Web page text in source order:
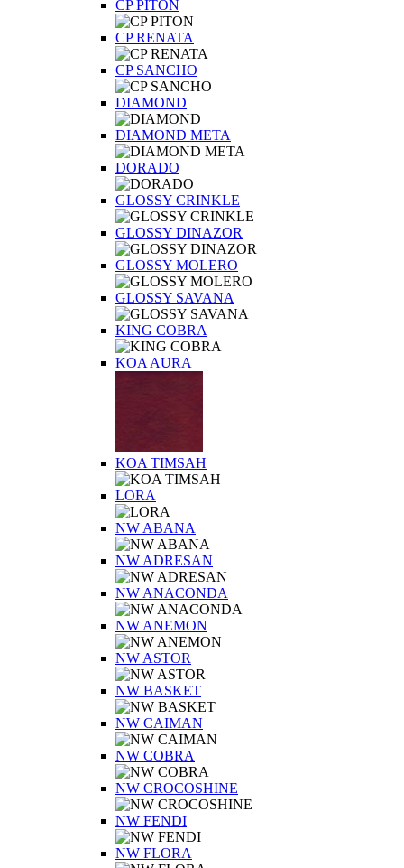
CP PITON
CP RENATA
CP SANCHO
DIAMOND
DIAMOND META
DORADO
GLOSSY CRINKLE
GLOSSY DINAZOR
GLOSSY MOLERO
GLOSSY SAVANA
KING COBRA
KOA AURA
KOA TIMSAH
LORA
NW ABANA
NW ADRESAN
NW ANACONDA
NW ANEMON
NW ASTOR
NW BASKET
NW CAIMAN
NW COBRA
NW CROCOSHINE
NW FENDI
NW FLORA